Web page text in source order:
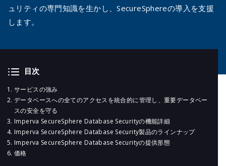
ュリティの専門知識を生かし、SecureSphereの導入を支援
します。
目次
サービスの強み
データベースへの全てのアクセスを統合的に管理し、重要データベー
スの安全を守る
Imperva SecureSphere Database Securityの機能詳細
Imperva SecureSphere Database Security製品のラインナップ
Imperva SecureSphere Database Securityの提供形態
価格